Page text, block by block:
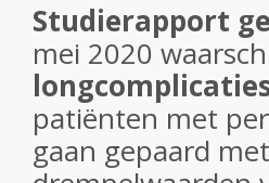
Studierapport
mei 2020
patiënten met
gaan gepaard